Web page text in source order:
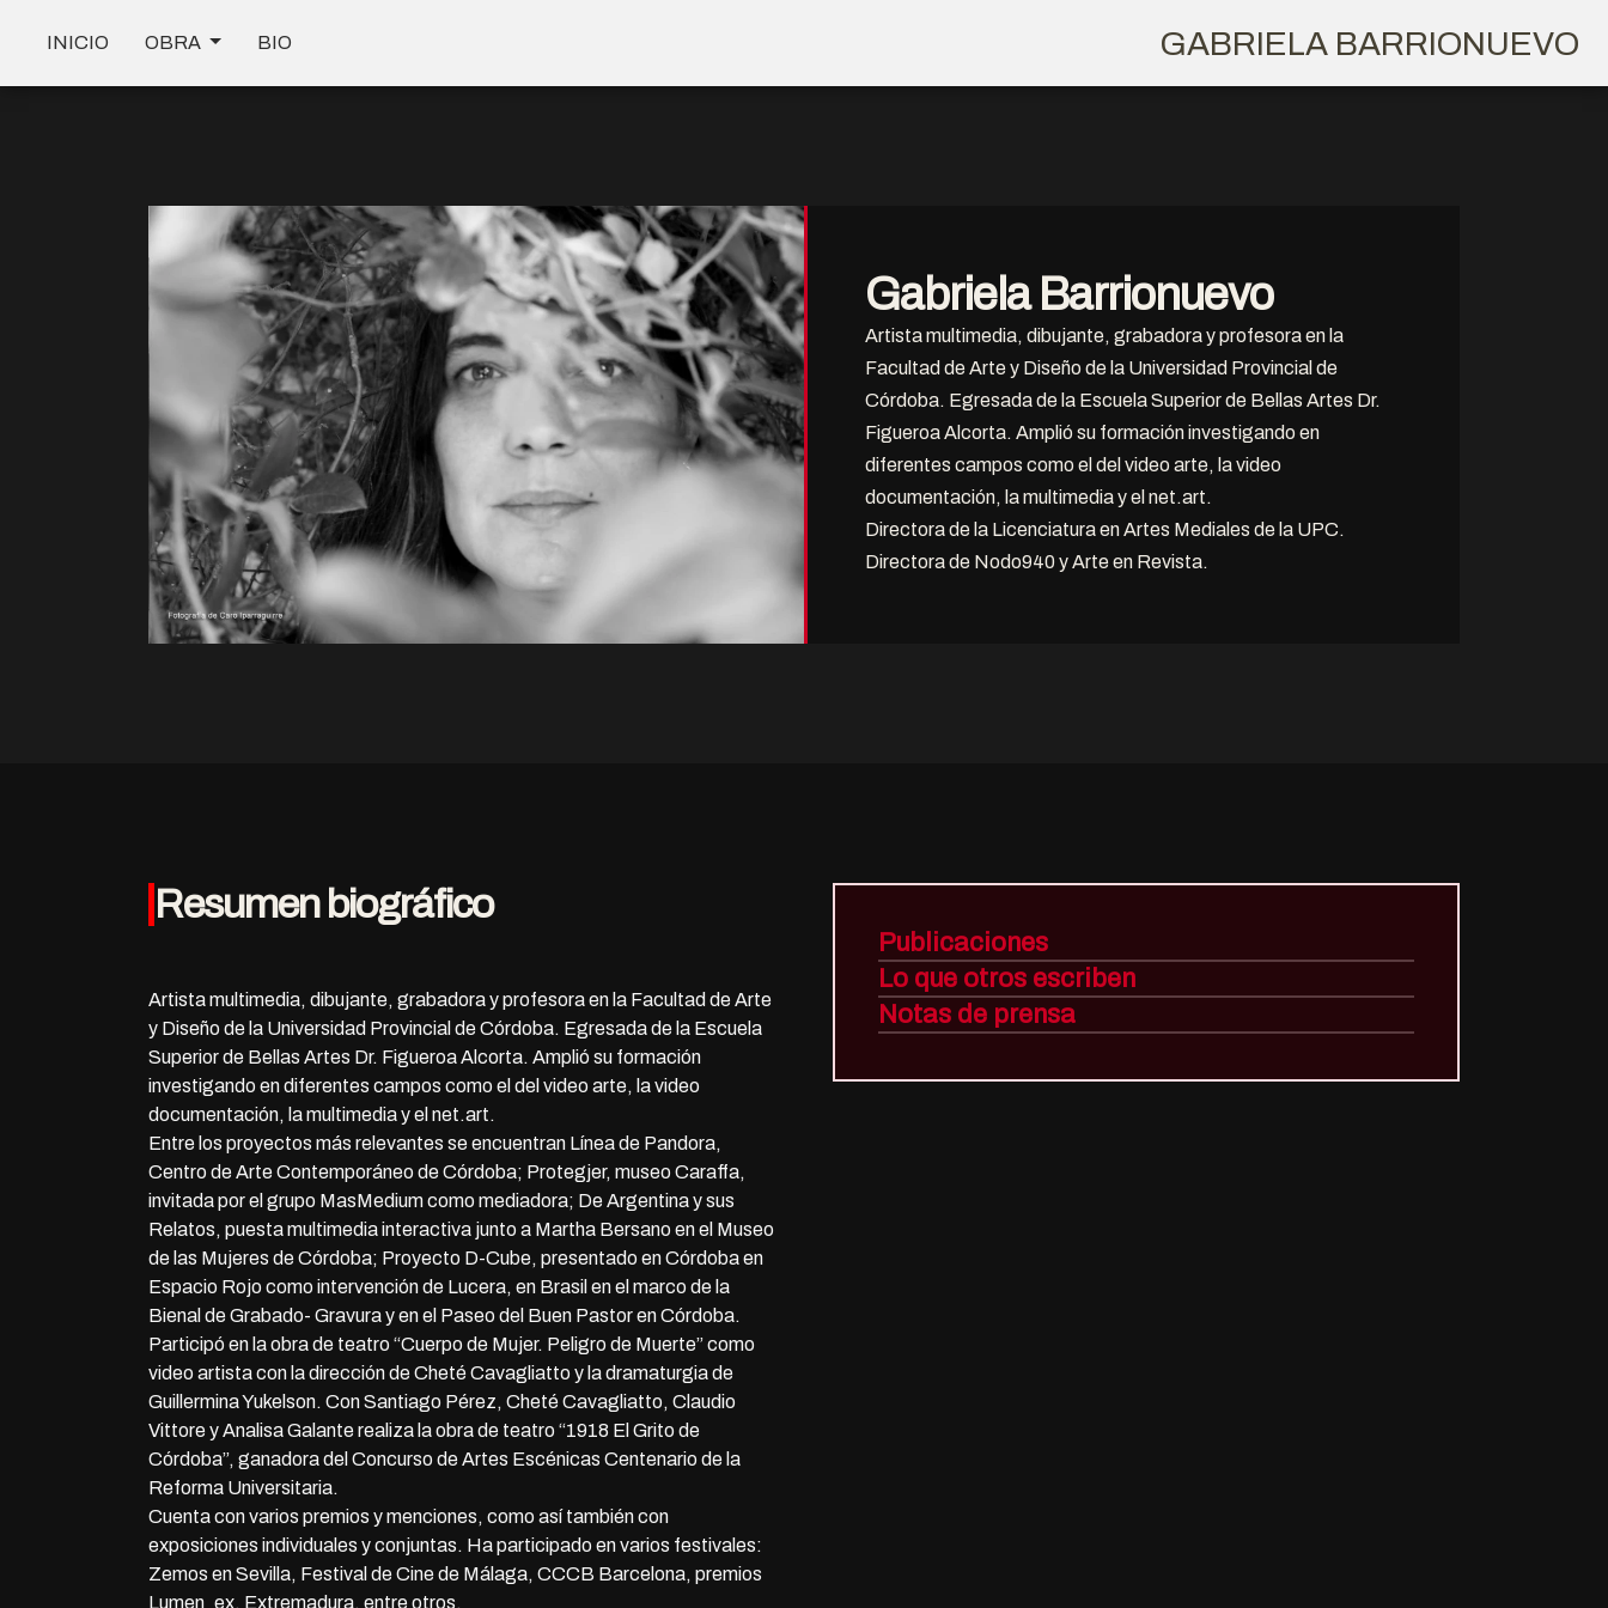
INICIO OBRA BIO GABRIELA BARRIONUEVO
Gabriela Barrionuevo
Artista multimedia, dibujante, grabadora y profesora en la
Facultad de Arte y Diseño de la Universidad Provincial de
Córdoba. Egresada de la Escuela Superior de Bellas Artes Dr.
Figueroa Alcorta. Amplió su formación investigando en
diferentes campos como el del video arte, la video
documentación, la multimedia y el net.art.
Directora de la Licenciatura en Artes Mediales de la UPC.
Directora de Nodo940 y Arte en Revista.
Resumen biográfico
Artista multimedia, dibujante, grabadora y profesora en la Facultad de Arte
y Diseño de la Universidad Provincial de Córdoba. Egresada de la Escuela
Superior de Bellas Artes Dr. Figueroa Alcorta. Amplió su formación
investigando en diferentes campos como el del video arte, la video
documentación, la multimedia y el net.art.
Entre los proyectos más relevantes se encuentran Línea de Pandora,
Centro de Arte Contemporáneo de Córdoba; Protegjer, museo Caraffa,
invitada por el grupo MasMedium como mediadora; De Argentina y sus
Relatos, puesta multimedia interactiva junto a Martha Bersano en el Museo
de las Mujeres de Córdoba; Proyecto D-Cube, presentado en Córdoba en
Espacio Rojo como intervención de Lucera, en Brasil en el marco de la
Bienal de Grabado- Gravura y en el Paseo del Buen Pastor en Córdoba.
Participó en la obra de teatro “Cuerpo de Mujer. Peligro de Muerte” como
video artista con la dirección de Cheté Cavagliatto y la dramaturgia de
Guillermina Yukelson. Con Santiago Pérez, Cheté Cavagliatto, Claudio
Vittore y Analisa Galante realiza la obra de teatro “1918 El Grito de
Córdoba”, ganadora del Concurso de Artes Escénicas Centenario de la
Reforma Universitaria.
Cuenta con varios premios y menciones, como así también con
exposiciones individuales y conjuntas. Ha participado en varios festivales:
Zemos en Sevilla, Festival de Cine de Málaga, CCCB Barcelona, premios
Lumen_ex, Extremadura, entre otros.
Publicaciones
Lo que otros escriben
Notas de prensa